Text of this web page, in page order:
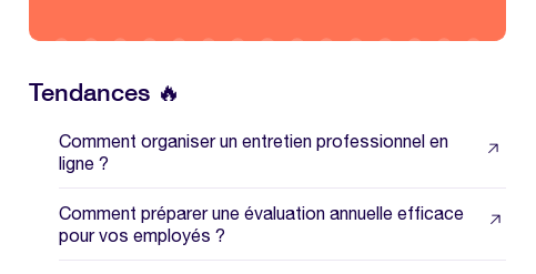
Tendances 🔥
Comment organiser un entretien professionnel en
ligne ?
Comment préparer une évaluation annuelle efficace
pour vos employés ?